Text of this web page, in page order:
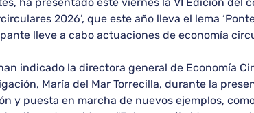
ha presentado este viernes la VI Edición
2026’, que este año lleva el lema
lleve a cabo actuaciones de economía
indicado la directora general de Economía
María del Mar Torrecilla, durante la
y puesta en marcha de nuevos ejemplos,